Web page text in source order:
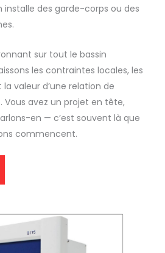
installe des garde-corps ou des
sur tout le bassin
les contraintes locales, les
valeur d’une relation de
Vous avez un projet en tête,
en — c’est souvent là que
commencent.